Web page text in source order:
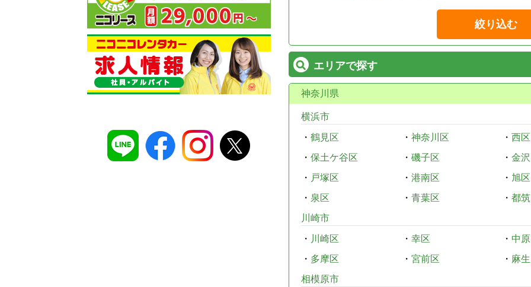
絞り込む
エリアで探す
神奈川県
横浜市
・ 鶴見区 ・ 神奈川区 ・ 西区
・ 保土ケ谷区 ・ 磯子区 ・ 金
・ 戸塚区 ・ 港南区 ・ 旭区
・ 泉区 ・ 青葉区 ・ 都
川崎市
・ 川崎区 ・ 幸区 ・ 中
・ 多摩区 ・ 宮前区 ・ 麻
相模原市